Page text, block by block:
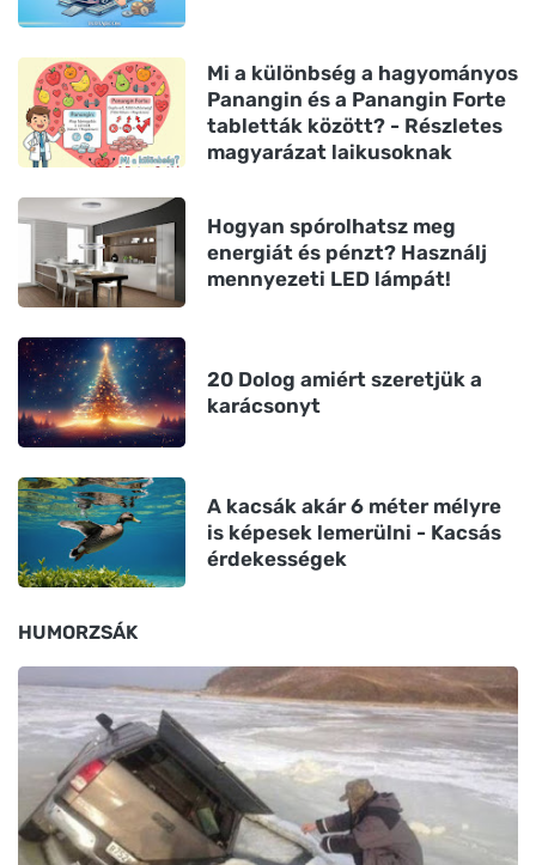
Mi a különbség a hagyományos
Panangin és a Panangin Forte
tabletták között? - Részletes
magyarázat laikusoknak
Hogyan spórolhatsz meg
energiát és pénzt? Használj
mennyezeti LED lámpát!
20 Dolog amiért szeretjük a
karácsonyt
A kacsák akár 6 méter mélyre
is képesek lemerülni - Kacsás
érdekességek
HUMORZSÁK